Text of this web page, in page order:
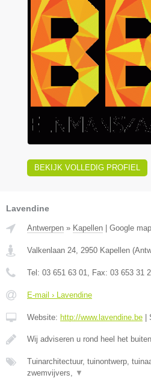
BEKIJK VOLLEDIG PROFIEL
Lavendine
Antwerpen » Kapellen Google
Valkenlaan 24, 2950 Kapellen (
Tel: 03 651 63 01, Fax: 03 653 31
E-mail › Lavendine
Website: http://www.lavendine.be
Wij adviseren u rond heel het
Tuinarchitectuur, tuinontwerp,
zwemvijvers, ▼